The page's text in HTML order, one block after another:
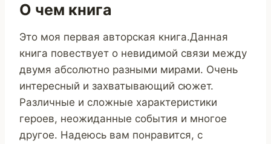
О чем книга
Это моя первая авторская книга.Данная
книга повествует о невидимой связи между
двумя абсолютно разными мирами. Очень
интересный и захватывающий сюжет.
Различные и сложные характеристики
героев, неожиданные события и многое
другое. Надеюсь вам понравится, с